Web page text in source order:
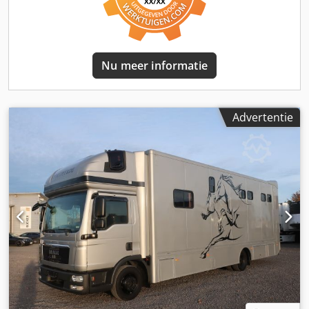
mm lang) * Comfortbedieningsmodule boven het slaapbed
* Twee slaapbedden met opbergruimte (aluminium
frame), matrassen boven en onder, twee kussens *
Lederen interieurbekleding, lederen stoelbekleding *
Comfortstoel voor de bestuurder, luchtgeveerd, voorzien
van klimaatregeling, lendensteun en verwarming Credpfx
voorzien van lendensteun, schouderaanpassing en
verwarming * Multifunctioneel lederen stuurwiel, in
Elektrische ramen voor bestuurder en bijrijder * Koelbox *
Opbergtafel, twee lades in het dashboard, twee
afvalbakken * Sfeerverlichting, leeslampen,
instapverlichting * Zonnescherm voor de voorruit
(elektrisch) * ECAS-luchtveersysteem * Extra
luchtverwarming EBERSPÄCHER D4S * Airconditioning met
automatische temperatuurregeling (CFC-vrij) * Elektrische
standairconditioning ----* Touchscreen multimedia-radio *
Handsfree systeem * Spraakbesturing (Duits/Engels) *
MAN-geluidssysteem * Navigatie-DVD Europa * Antenne
voor GPS en autotelefoon * Digitale tachograaf (CONTI) ----
Nu meer informatie
Advertentie